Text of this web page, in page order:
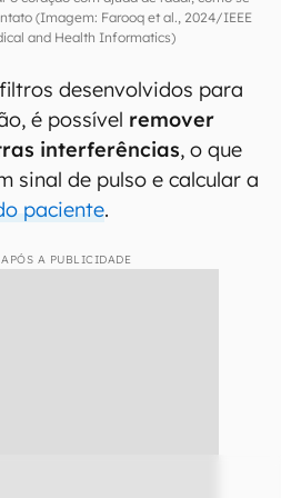
(Imagem: Farooq et al., 2024/IEEE
and Health Informatics)
desenvolvidos para
é possível remover
interferências, o que
sinal de pulso e calcular a
paciente.
A PUBLICIDADE